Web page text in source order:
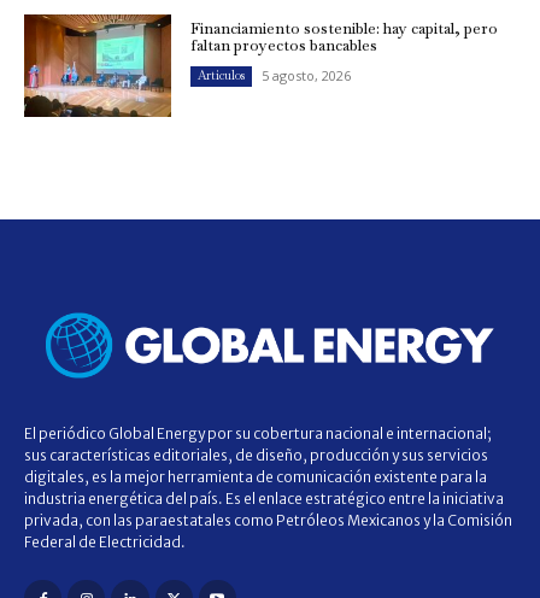
Financiamiento sostenible: hay capital, pero
faltan proyectos bancables
Artículos 5 agosto, 2026
El periódico Global Energy por su cobertura nacional e internacional;
sus características editoriales, de diseño, producción y sus servicios
digitales, es la mejor herramienta de comunicación existente para la
industria energética del país. Es el enlace estratégico entre la iniciativa
privada, con las paraestatales como Petróleos Mexicanos y la Comisión
Federal de Electricidad.